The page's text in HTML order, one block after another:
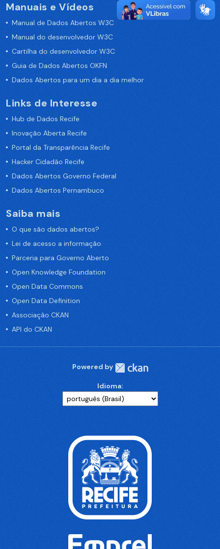
Manuais e Vídeos
Manual de Dados Abertos W3C
Manual do desenvolvedor W3C
Cartilha do desenvolvedor W3C
Guia de Dados Abertos OKFN
Dados Abertos para um dia a dia melhor
Links de Interesse
Hub de Dados Recife
Inovação Aberta Recife
Portal da Transparência Recife
Hacker Cidadão Recife
Dados Abertos Governo Federal
Dados Abertos Pernambuco
Saiba mais
O que são dados abertos?
Lei de acesso a informação
Parceria para Governo Aberto
Open Knowledge Foundation
Open Data Commons
Open Data Definition
Associação CKAN
API do CKAN
Powered by
Idioma